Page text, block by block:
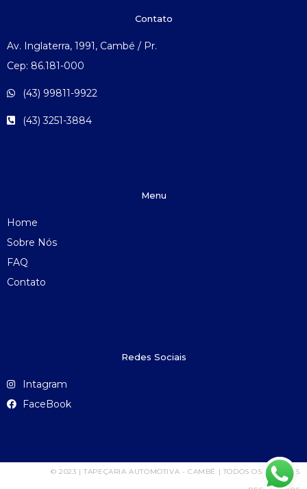
Contato
Av. Inglaterra, 1991, Cambé / Pr.
Cep: 86.181-000
(43) 99811-9922
(43) 3251-3884
Menu
Home
Sobre Nós
FAQ
Contato
Redes Sociais
Intagram
FaceBook
© 2023 | TAPEÇARIA AUTOMOTIVA - CAMBÉ | TODOS OS DIREITOS